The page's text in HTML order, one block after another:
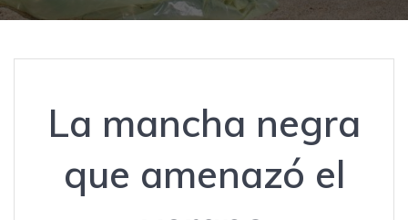
La mancha negra
que amenazó el